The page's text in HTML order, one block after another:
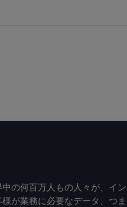
中の何百万人もの人々が、イ
様が業務に必要なデータ、つ